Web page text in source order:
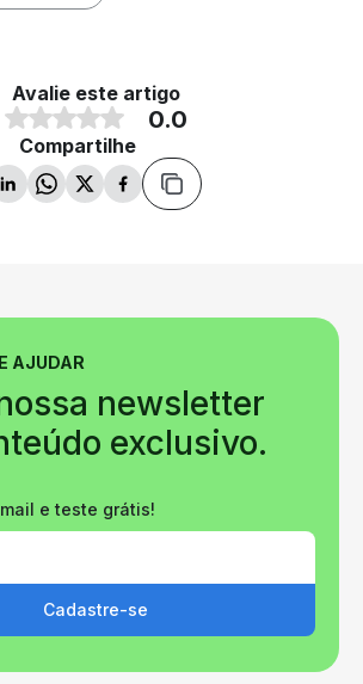
Avalie este artigo
0.0
Compartilhe
AJUDAR
newsletter
exclusivo.
e teste grátis!
Cadastre-se